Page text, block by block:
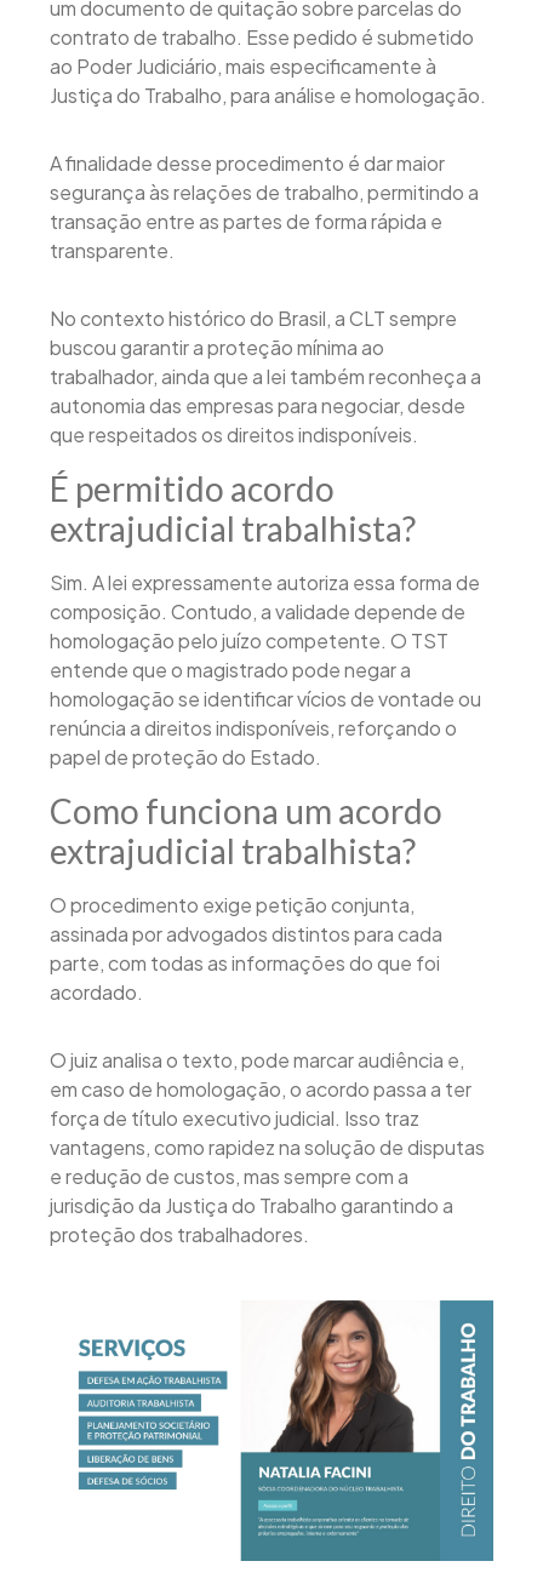
um documento de quitação sobre parcelas do
contrato de trabalho. Esse pedido é submetido
ao Poder Judiciário, mais especificamente à
Justiça do Trabalho, para análise e homologação.
A finalidade desse procedimento é dar maior
segurança às relações de trabalho, permitindo a
transação entre as partes de forma rápida e
transparente.
No contexto histórico do Brasil, a CLT sempre
buscou garantir a proteção mínima ao
trabalhador, ainda que a lei também reconheça a
autonomia das empresas para negociar, desde
que respeitados os direitos indisponíveis.
É permitido acordo
extrajudicial trabalhista?
Sim. A lei expressamente autoriza essa forma de
composição. Contudo, a validade depende de
homologação pelo juízo competente. O TST
entende que o magistrado pode negar a
homologação se identificar vícios de vontade ou
renúncia a direitos indisponíveis, reforçando o
papel de proteção do Estado.
Como funciona um acordo
extrajudicial trabalhista?
O procedimento exige petição conjunta,
assinada por advogados distintos para cada
parte, com todas as informações do que foi
acordado.
O juiz analisa o texto, pode marcar audiência e,
em caso de homologação, o acordo passa a ter
força de título executivo judicial. Isso traz
vantagens, como rapidez na solução de disputas
e redução de custos, mas sempre com a
jurisdição da Justiça do Trabalho garantindo a
proteção dos trabalhadores.